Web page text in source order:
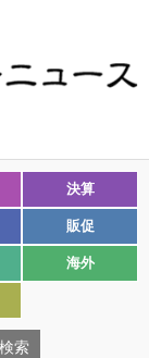
決算
販促
海外